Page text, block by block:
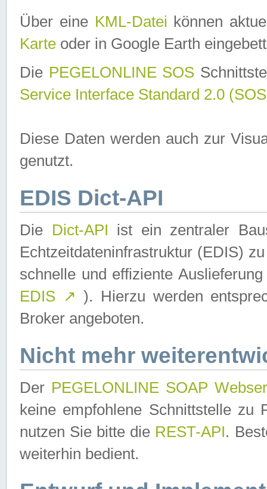
Über eine KML-Datei können
Karte oder in Google Earth
Die PEGELONLINE SOS
Service Interface Standard 2.0
Diese Daten werden auch zur
genutzt.
EDIS Dict-API
Die Dict-API ist ein zentraler
Echtzeitdateninfrastruktur (EDIS)
schnelle und effiziente
EDIS ↗ ). Hierzu werden
Broker angeboten.
Nicht mehr
Der PEGELONLINE SOAP
keine empfohlene Schnittstelle zu
nutzen Sie bitte die REST-API.
weiterhin bedient.